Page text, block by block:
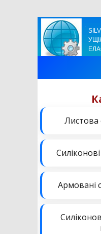
Листова
Армовані